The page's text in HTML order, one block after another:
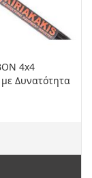
4x4
Δυνατότητα